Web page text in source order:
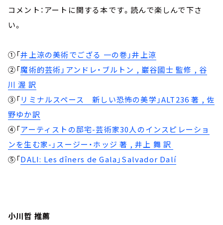
コメント：アートに関する本です。読んで楽しんで下さ
い。
①「井上涼の美術でござる 一の巻」井上涼
②「魔術的芸術」アンドレ・ブルトン , 巖谷國士 監修 , 谷
川 渥 訳
③「リミナルスペース 新しい恐怖の美学」ALT236 著 , 佐
野ゆか訳
④「アーティストの邸宅-芸術家30人のインスピレーショ
ンを生む家-」スージー・ホッジ 著 , 井上 舞 訳
⑤「DALI: Les dîners de Gala」Salvador Dalí
小川哲 推薦